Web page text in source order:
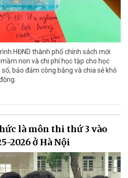
HĐND thành phố chính sách mới
non và chi phí học tập cho học
bảo đảm công bằng và chia sẻ khó
là môn thi thứ 3 vào
2026 ở Hà Nội